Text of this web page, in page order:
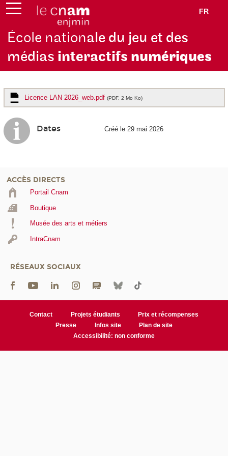
FR
École nationale du jeu et des
médias interactifs numériques
Licence LAN 2026_web.pdf (PDF, 2 Mo Ko)
Dates Créé le 29 mai 2026
ACCÈS DIRECTS
Portail Cnam
Boutique
Musée des arts et métiers
IntraCnam
RÉSEAUX SOCIAUX
Contact Projets étudiants
Prix et récompenses
Presse
Infos site
Plan de site
Accessibilité: non conforme